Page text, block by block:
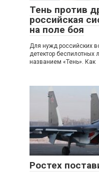
Тень против
российская
на поле боя
Для нужд российских
детектор беспилотных
названием «Тень». Как
Ростех